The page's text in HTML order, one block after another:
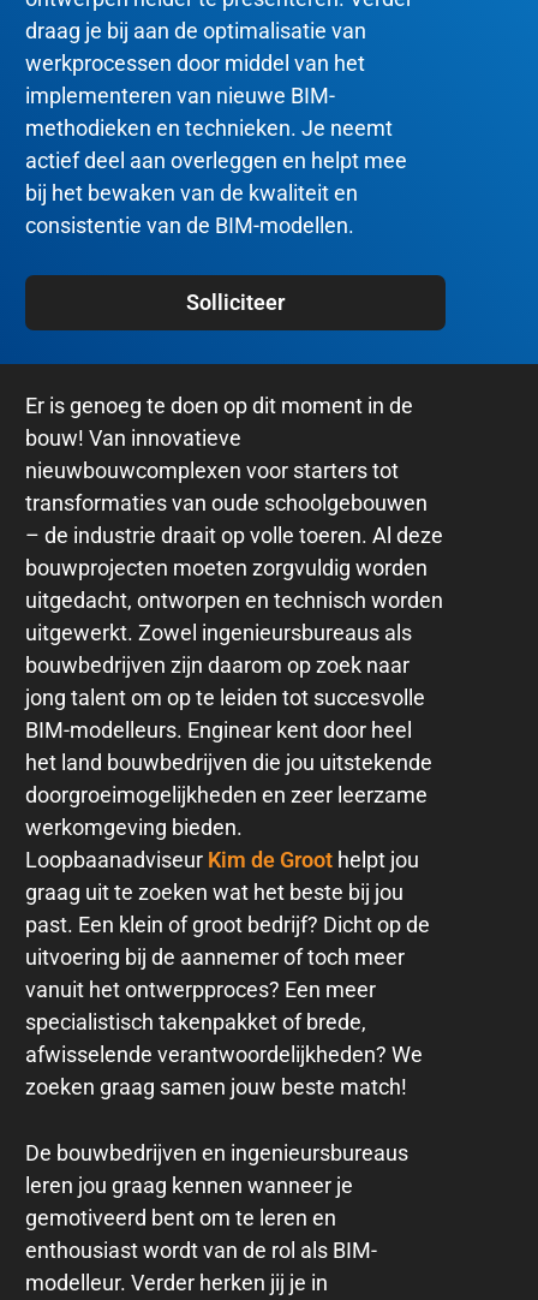
draag je bij aan de optimalisatie van
werkprocessen door middel van het
implementeren van nieuwe BIM-
methodieken en technieken. Je neemt
actief deel aan overleggen en helpt mee
bij het bewaken van de kwaliteit en
consistentie van de BIM-modellen.
Solliciteer
Er is genoeg te doen op dit moment in de
bouw! Van innovatieve
nieuwbouwcomplexen voor starters tot
transformaties van oude schoolgebouwen
– de industrie draait op volle toeren. Al deze
bouwprojecten moeten zorgvuldig worden
uitgedacht, ontworpen en technisch worden
uitgewerkt. Zowel ingenieursbureaus als
bouwbedrijven zijn daarom op zoek naar
jong talent om op te leiden tot succesvolle
BIM-modelleurs. Enginear kent door heel
het land bouwbedrijven die jou uitstekende
doorgroeimogelijkheden en zeer leerzame
werkomgeving bieden.
Loopbaanadviseur Kim de Groot helpt jou
graag uit te zoeken wat het beste bij jou
past. Een klein of groot bedrijf? Dicht op de
uitvoering bij de aannemer of toch meer
vanuit het ontwerpproces? Een meer
specialistisch takenpakket of brede,
afwisselende verantwoordelijkheden? We
zoeken graag samen jouw beste match!
De bouwbedrijven en ingenieursbureaus
leren jou graag kennen wanneer je
gemotiveerd bent om te leren en
enthousiast wordt van de rol als BIM-
modelleur. Verder herken jij je in